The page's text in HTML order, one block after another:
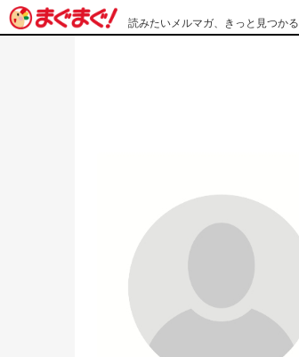
読みたいメルマガ、きっと見つかる